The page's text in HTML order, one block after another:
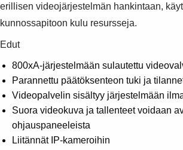
Suggestions
Products
See more products
Shopping list preview
erillisen videojärjestelmän hankintaan,
kunnossapitoon kulu resursseja.
Edut
800xA-järjestelmään sulautettu
Parannettu päätöksenteon tuki ja
Videopalvelin sisältyy järjestelmään
Suora videokuva ja tallenteet voidaan
ohjauspaneeleista
Liitännät IP-kameroihin